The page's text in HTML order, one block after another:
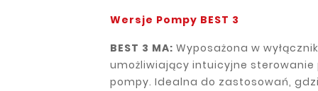
Wersje Pompy BEST 3
BEST 3 MA: Wyposażona w
umożliwiający intuicyjne sterowanie
pompy. Idealna do zastosowań,